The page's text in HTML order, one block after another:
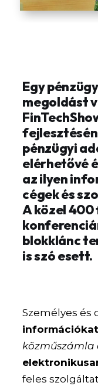
Egy
megoldást
pénzügyi
elérhetővé
az ilyen
cégek és
A közel
blokklánc
is szó esett.
Személyes és
információkat
feles